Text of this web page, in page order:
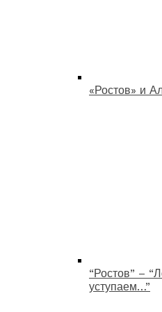
«Ростов» и
“Ростов” –
уступаем…”